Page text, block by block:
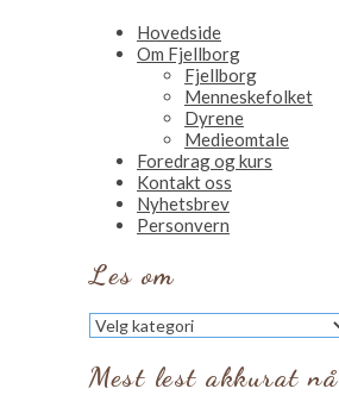
Hovedside
Om Fjellborg
Fjellborg
Menneskefolket
Dyrene
Medieomtale
Foredrag og kurs
Kontakt oss
Nyhetsbrev
Personvern
Les om
Les
om
Mest lest akkurat nå